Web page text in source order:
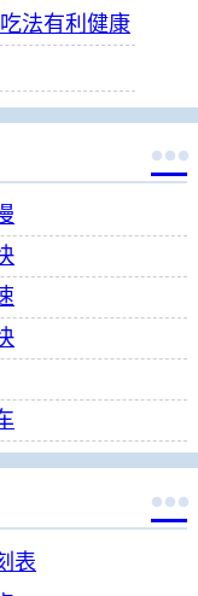
法有利健康


表